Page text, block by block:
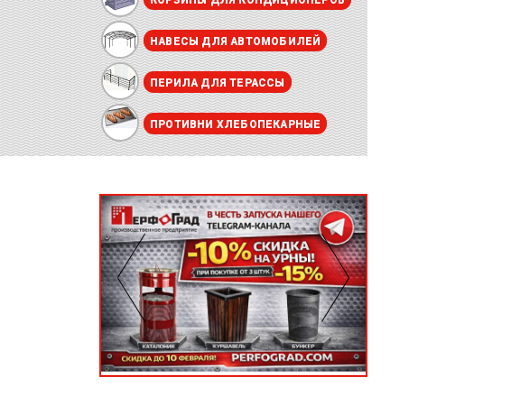
НАВЕСЫ ДЛЯ АВТОМОБИЛЕЙ
ПЕРИЛА ДЛЯ ТЕРАССЫ
ПРОТИВНИ ХЛЕБОПЕКАРНЫЕ